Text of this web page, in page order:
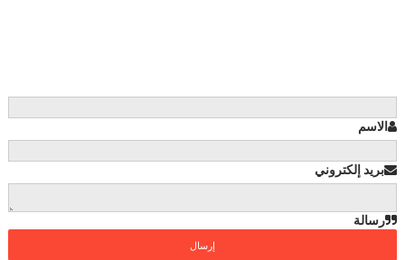
الاسم
بريد إلكتروني
رسالة